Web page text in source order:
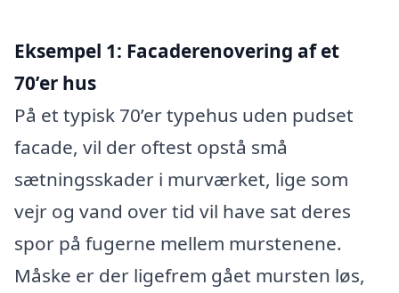
Eksempel 1: Facaderenovering af et
70’er hus
På et typisk 70’er typehus uden pudset
facade, vil der oftest opstå små
sætningsskader i murværket, lige som
vejr og vand over tid vil have sat deres
spor på fugerne mellem murstenene.
Måske er der ligefrem gået mursten løs,